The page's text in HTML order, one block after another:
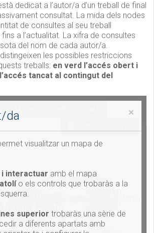
dedicat a l’autor/a d’un treball de final
consultat. La mida dels nodes
de consultes al seu treball
a l’actualitat. La xifra de consultes
sota del nom de cada autor/a.
les possibles restriccions
treballs: en verd l’accés obert i
tancat al contingut del